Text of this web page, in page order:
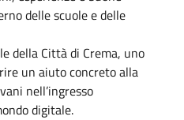
delle scuole e delle
della Città di Crema, uno
un aiuto concreto alla
nell’ingresso
digitale.